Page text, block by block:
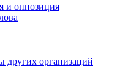
и оппозиция
других организаций